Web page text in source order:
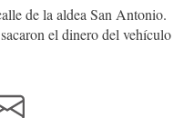
de la aldea San Antonio.
el dinero del vehículo